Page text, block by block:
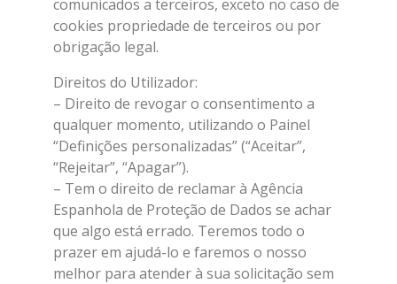
comunicados a terceiros, exceto no caso de
cookies propriedade de terceiros ou por
obrigação legal.
Direitos do Utilizador:
– Direito de revogar o consentimento a
qualquer momento, utilizando o Painel
“Definições personalizadas” (“Aceitar”,
“Rejeitar”, “Apagar”).
– Tem o direito de reclamar à Agência
Espanhola de Proteção de Dados se achar
que algo está errado. Teremos todo o
prazer em ajudá-lo e faremos o nosso
melhor para atender à sua solicitação sem